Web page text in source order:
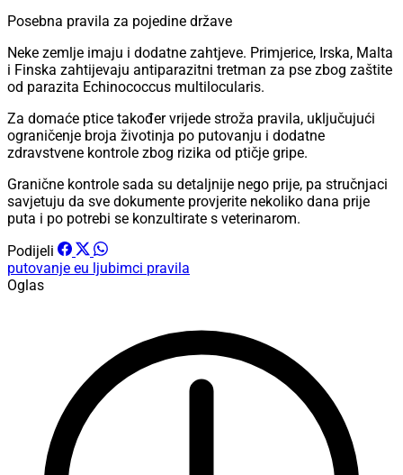
Posebna pravila za pojedine države
Neke zemlje imaju i dodatne zahtjeve. Primjerice, Irska, Malta
i Finska zahtijevaju antiparazitni tretman za pse zbog zaštite
od parazita Echinococcus multilocularis.
Za domaće ptice također vrijede stroža pravila, uključujući
ograničenje broja životinja po putovanju i dodatne
zdravstvene kontrole zbog rizika od ptičje gripe.
Granične kontrole sada su detaljnije nego prije, pa stručnjaci
savjetuju da sve dokumente provjerite nekoliko dana prije
puta i po potrebi se konzultirate s veterinarom.
Podijeli
putovanje eu ljubimci pravila
Oglas